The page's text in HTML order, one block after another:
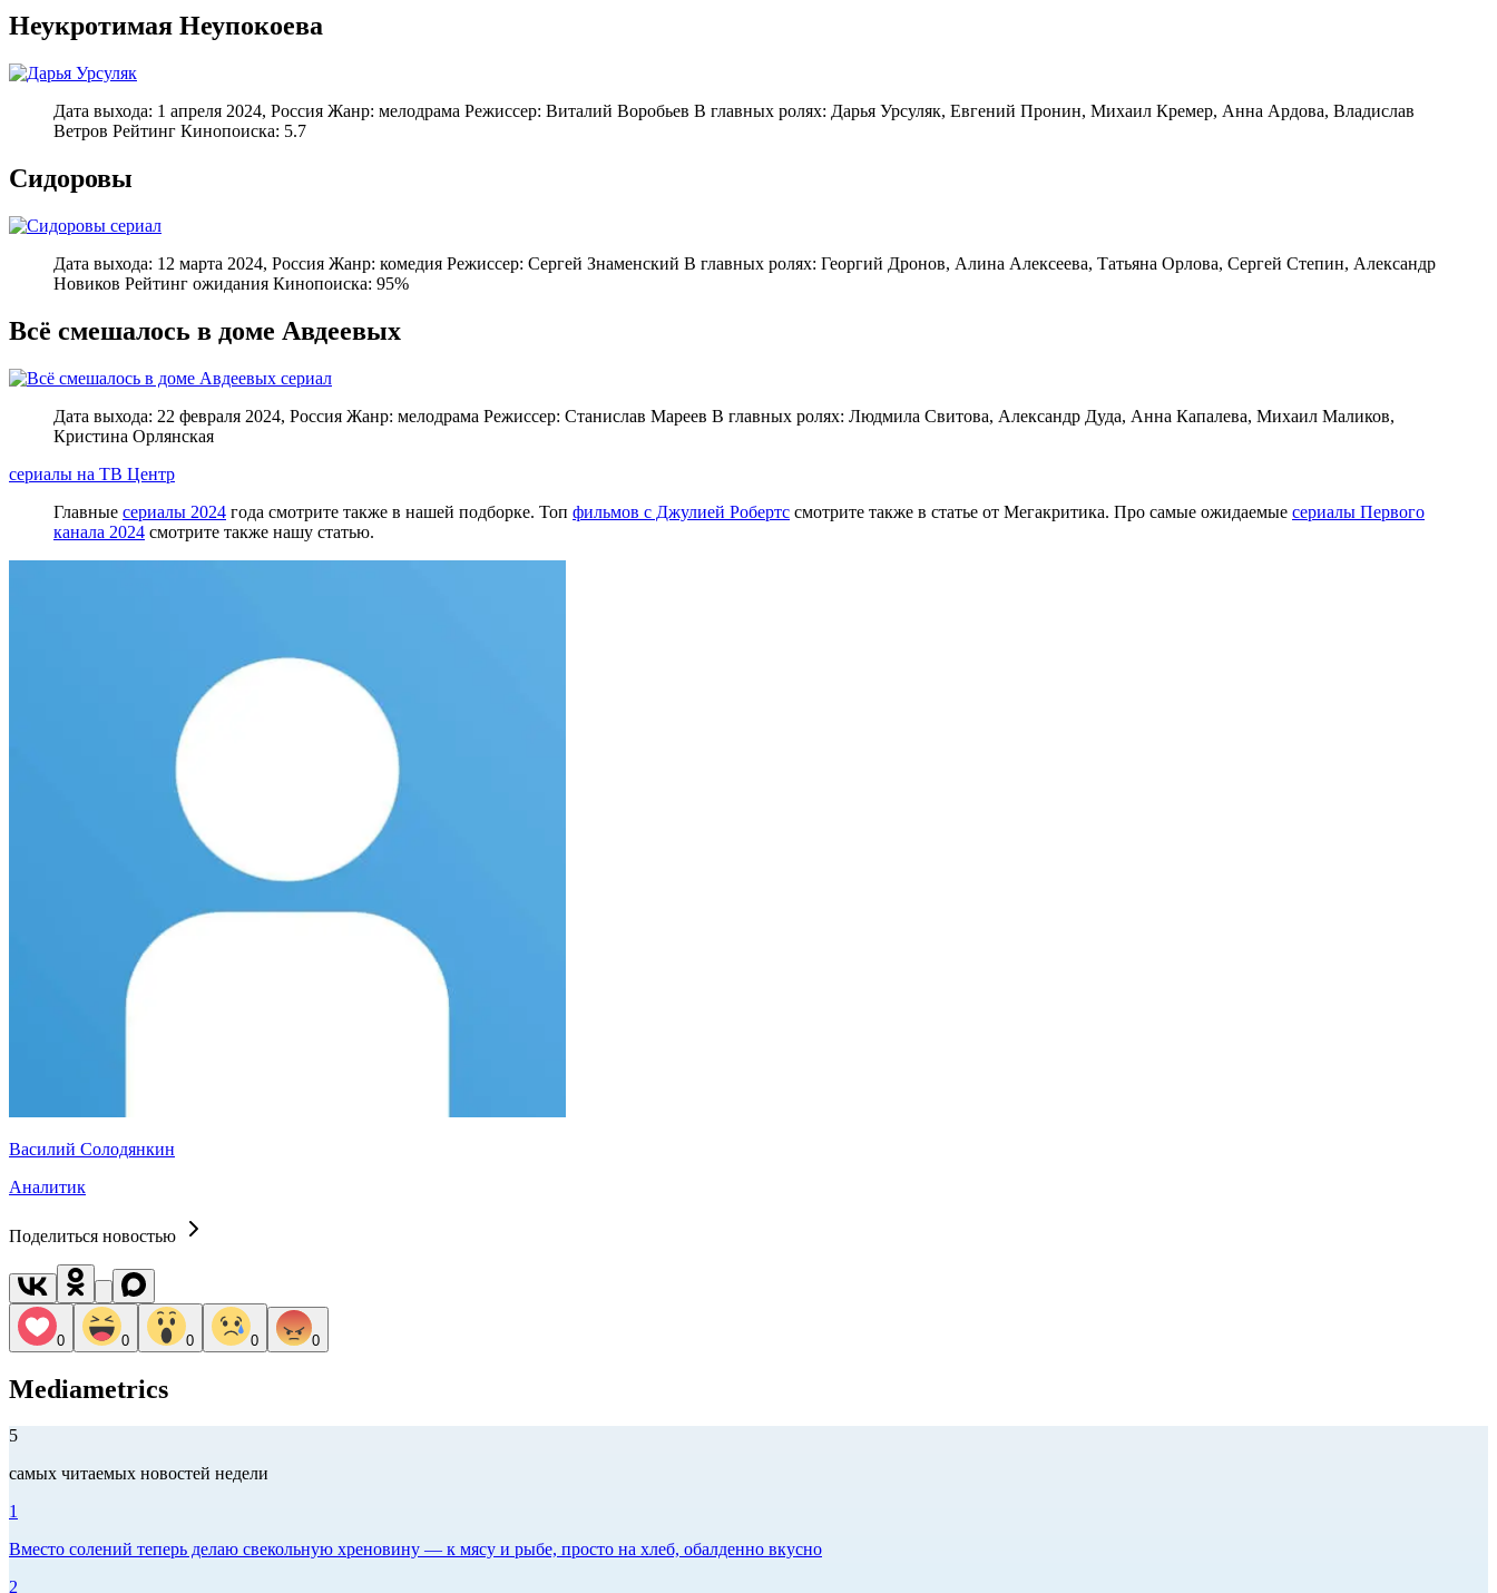
Неукротимая Неупокоева
Дата выхода: 1 апреля 2024, Россия Жанр: мелодрама Режиссер: Виталий Воробьев В главных ролях: Дарья Урсуляк, Евгений Пронин, Михаил Кремер, Анна Ардова, Владислав
Ветров Рейтинг Кинопоиска: 5.7
Сидоровы
Дата выхода: 12 марта 2024, Россия Жанр: комедия Режиссер: Сергей Знаменский В главных ролях: Георгий Дронов, Алина Алексеева, Татьяна Орлова, Сергей Степин, Александр
Новиков Рейтинг ожидания Кинопоиска: 95%
Всё смешалось в доме Авдеевых
Дата выхода: 22 февраля 2024, Россия Жанр: мелодрама Режиссер: Станислав Мареев В главных ролях: Людмила Свитова, Александр Дуда, Анна Капалева, Михаил Маликов,
Кристина Орлянская
сериалы на ТВ Центр
Главные сериалы 2024 года смотрите также в нашей подборке. Топ фильмов с Джулией Робертс смотрите также в статье от Мегакритика. Про самые ожидаемые сериалы Первого
канала 2024 смотрите также нашу статью.
Василий Солодянкин
Аналитик
Поделиться новостью
0 0 0 0 0
Mediametrics
5
самых читаемых новостей недели
1
Вместо солений теперь делаю свекольную хреновину — к мясу и рыбе, просто на хлеб, обалденно вкусно
2